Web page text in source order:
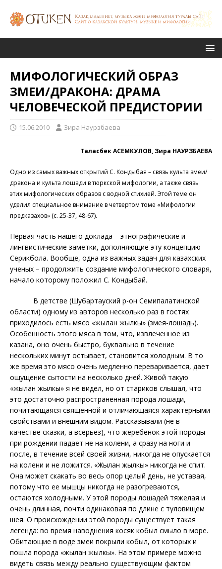
МИФОЛОГИЧЕСКИЙ ОБРАЗ
ЗМЕИ/ДРАКОНА: ДРАМА
ЧЕЛОВЕЧЕСКОЙ ПРЕДИСТОРИИ
15.06.2010 Зира Наурзбаева
Таласбек АСЕМКУЛОВ, Зира НАУРЗБАЕВА
Одно из самых важных открытий С. Кондыбая – связь культа змеи/
дракона и культа лошади в тюркской мифологии, а также связь
этих мифологических образов с водной стихией. Этой теме он
уделил специальное внимание в четвертом томе «Мифологии
предказахов» (с. 25-37, 48-67).
Первая часть нашего доклада – этнографические и
лингвистические заметки, дополняющие эту концепцию
Серикбола. Вообще, одна из важных задач для казахских
ученых – продолжить создание мифологического словаря,
начало которому положил С. Кондыбай.
В детстве (Шубартауский р-он Семипалатинской
области) одному из авторов несколько раз в гостях
приходилось есть мясо «жылан жылкы» (змея-лошадь).
Особенность этого мяса в том, что, извлеченное из
казана, оно очень быстро, буквально в течение
нескольких минут остывает, становится холодным. В то
же время это мясо очень медленно переваривается, дает
ощущение сытости на несколько дней. Живой такую
«жылан жылкы» я не видел, но от стариков слышал, что
это достаточно распространенная порода лошади,
почитающаяся священной и отличающаяся характерными
свойствами и внешним видом. Рассказывали (не в
качестве сказки, а всерьез), что жеребенок этой породы
при рождении падает не на колени, а сразу на ноги и
после, в течение всей своей жизни, никогда не опускается
на колени и не ложится. «Жылан жылкы» никогда не спит.
Она может скакать во весь опор целый день, не уставая,
потому что ее мышцы никогда не разогреваются,
остаются холодными. У этой породы лошадей тяжелая и
очень длинная, почти одинаковая по длине с туловищем
шея. О происхождении этой породы существует такая
легенда: во время наводнения косяк кобыл смыло в море.
Обитающие в воде змеи покрыли кобыл, от которых и
пошла порода «жылан жылкы». На этом примере можно
видеть связь между реально существующим фактом